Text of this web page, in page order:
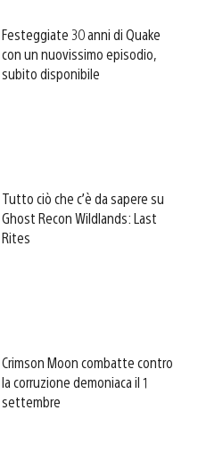
Festeggiate 30 anni di Quake
con un nuovissimo episodio,
subito disponibile
Tutto ciò che c’è da sapere su
Ghost Recon Wildlands: Last
Rites
Crimson Moon combatte contro
la corruzione demoniaca il 1
settembre